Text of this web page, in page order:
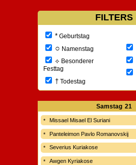
FILTERS
*Geburtstag
○ Namenstag
⟡ Besonderer
Festtag
†Todestag
Samstag 21
Missael Misael El Suriani
Panteleimon Pavlo Romanovskij
Severius Kuriakose
Awgen Kyriakose